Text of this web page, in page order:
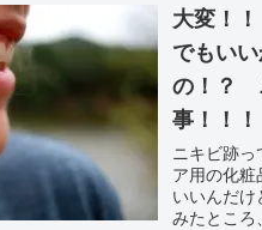
大変！
でもい
の！？
事！！！
ニキビ跡
ア用の化
いいんだ
みたところ